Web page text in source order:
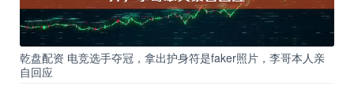
乾盘配资 电竞选手夺冠，拿出护身符是faker照片，李哥本人亲
自回应